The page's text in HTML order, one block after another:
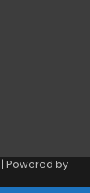
| Powered by